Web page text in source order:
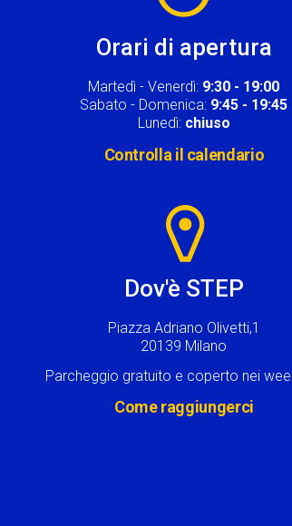
Orari di apertura
Martedì - Venerdì: 9:30 - 19:00
Sabato - Domenica: 9:45 - 19:45
Lunedì: chiuso
Controlla il calendario
Dov'è STEP
Piazza Adriano Olivetti,1
20139 Milano
Parcheggio gratuito e coperto nei
Come raggiungerci